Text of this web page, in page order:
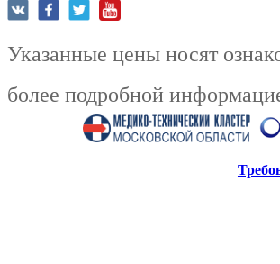
Указанные цены носят
более подробной